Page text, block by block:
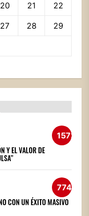
20 21 22
27 28 29
1572
Y EL VALOR DE
774
CON UN ÉXITO MASIVO